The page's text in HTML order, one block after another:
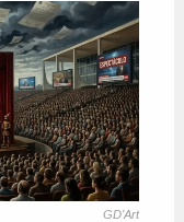
GD'Art